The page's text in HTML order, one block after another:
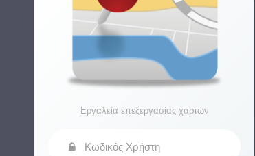
Εργαλεία επεξεργασίας χαρτών